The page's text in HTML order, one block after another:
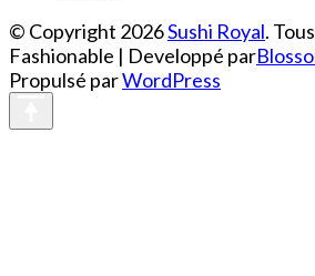
© Copyright 2026Sushi Royal.
Fashionable | Developpé par
Propulsé parWordPress